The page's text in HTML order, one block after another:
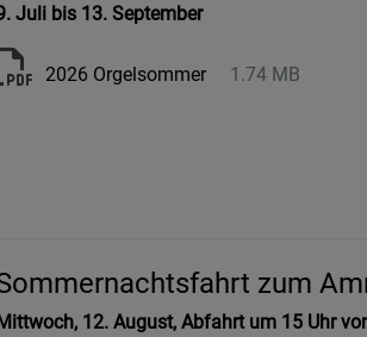
Juli bis 13. September
2026 Orgelsommer 1.74 MB
zum
12. August, Abfahrt um 15 Uhr